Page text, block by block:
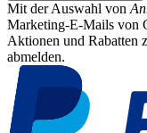
Mit der Auswahl von
Marketing-E-Mails von
Aktionen und Rabatten
abmelden.